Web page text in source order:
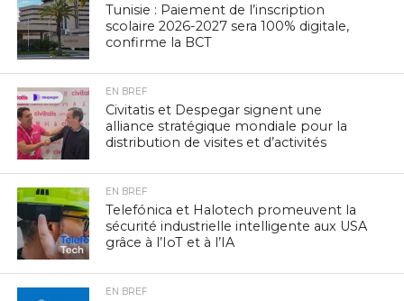
Tunisie : Paiement de l’inscription
scolaire 2026-2027 sera 100% digitale,
confirme la BCT
EN BREF
Civitatis et Despegar signent une
alliance stratégique mondiale pour la
distribution de visites et d’activités
EN BREF
Telefónica et Halotech promeuvent la
sécurité industrielle intelligente aux USA
grâce à l’IoT et à l’IA
EN BREF